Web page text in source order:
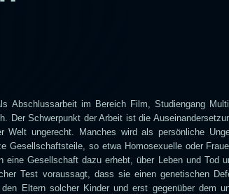
Abschlussarbeit im Bereich Film, Studiengang
Der Schwerpunkt der Arbeit ist die
Welt ungerecht. Manches wird als persönliche
Gesellschaftsteile, so etwa Homosexuelle oder
Gesellschaft dazu erhebt, über Leben und Tod
Test voraussagt, dass sie einen genetischen
Eltern solcher Kinder und erst gegenüber dem